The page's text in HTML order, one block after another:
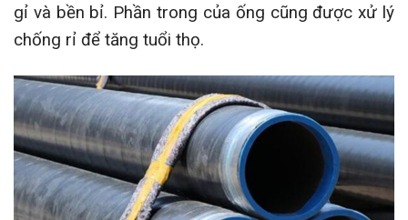
gỉ và bền bỉ. Phần trong của ống cũng được xử lý
chống rỉ để tăng tuổi thọ.